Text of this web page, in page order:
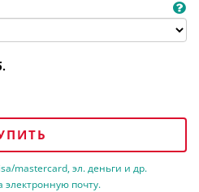
mastercard, эл. деньги и др.
электронную почту.